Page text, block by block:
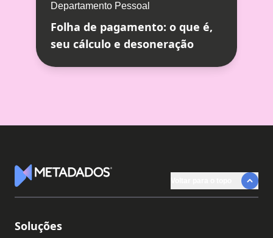
Departamento Pessoal
Folha de pagamento: o que é,
seu cálculo e desoneração
Logotipo Metadados
Soluções